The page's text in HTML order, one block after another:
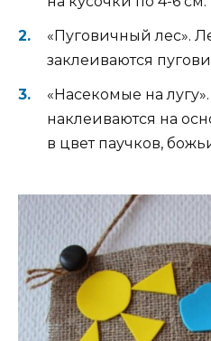
«Пуговичный лес».
заклеиваются
«Насекомые на
наклеиваются на
в цвет паучков,